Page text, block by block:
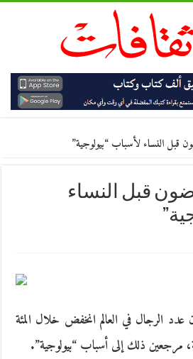
قبل النساء لأسباب “بيولوجية”
قبل النساء
الرجال في العالم انخفض خلال المئة
مرجعين ذلك إلى أسباب “بيولوجية”.